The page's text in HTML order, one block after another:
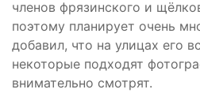
членов фрязинского и
поэтому планирует очень
добавил, что на улицах его
некоторые подходят
внимательно смотрят.